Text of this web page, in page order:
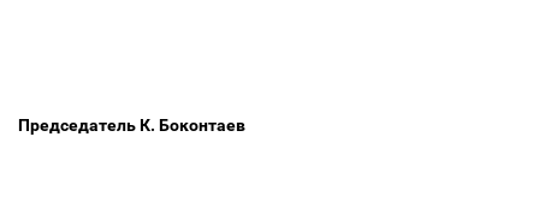
Председатель К. Боконтаев